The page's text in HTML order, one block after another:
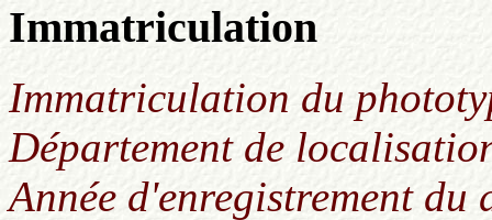
Immatriculation
Immatriculation du
Département de
Année d'enregistrement du